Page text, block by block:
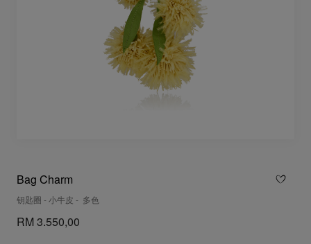
Bag Charm
钥匙圈 - 小牛皮 - 多色
RM 3.550,00